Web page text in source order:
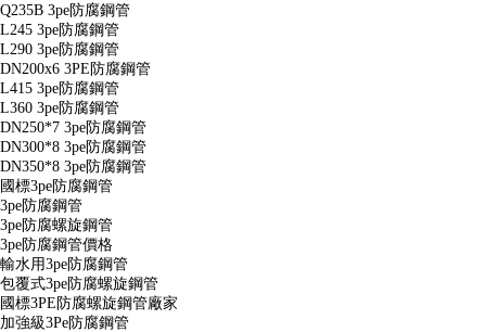
Q235B 3pe防腐鋼管
L245 3pe防腐鋼管
L290 3pe防腐鋼管
DN200x6 3PE防腐鋼管
L415 3pe防腐鋼管
L360 3pe防腐鋼管
DN250*7 3pe防腐鋼管
DN300*8 3pe防腐鋼管
DN350*8 3pe防腐鋼管
國標3pe防腐鋼管
3pe防腐鋼管
3pe防腐螺旋鋼管
3pe防腐鋼管價格
輸水用3pe防腐鋼管
包覆式3pe防腐螺旋鋼管
國標3PE防腐螺旋鋼管廠家
加強級3Pe防腐鋼管